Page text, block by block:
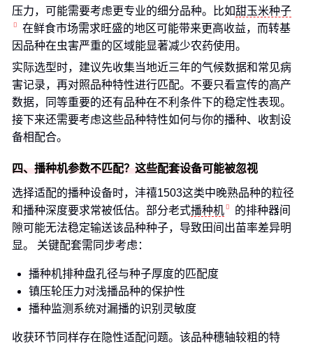
压力，可能需要考虑更专业的细分品种。比如甜玉米种子
在鲜食市场需求旺盛的地区可能带来更高收益，而转基
因品种在虫害严重的区域能显著减少农药使用。
实际选型时，建议先收集当地近三年的气候数据和常见病
害记录，再对照品种特性进行匹配。不要只看宣传的高产
数据，同等重要的还有品种在不利条件下的稳定性表现。
接下来还需要考虑这些品种特性如何与你的播种、收割设
备相配合。
四、播种机参数不匹配？这些配套设备可能被忽视
选择适配的播种设备时，沣禧1503这类中晚熟品种的粒径
和播种深度要求常被低估。部分老式播种机
的排种器间
隙可能无法稳定输送该品种种子，导致田间出苗率差异明
显。 关键配套需同步考虑：
播种机排种盘孔径与种子厚度的匹配度
镇压轮压力对浅播品种的保护性
播种监测系统对漏播的识别灵敏度
收获环节同样存在隐性适配问题。该品种穗轴较粗的特